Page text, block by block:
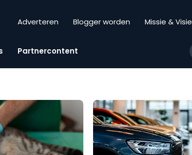
Adverteren Blogger worden Missie & Visie
Partnercontent